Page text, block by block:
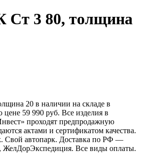
Ст 3 80, толщина
20 в наличии на складе в
59 990 руб. Все изделия в
проходят предпродажную
актами и сертификатом качества.
Свой автопарк. Доставка по РФ —
Все виды оплаты.